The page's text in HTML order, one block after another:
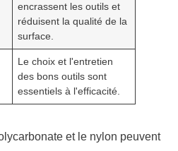
encrassent les outils et
réduisent la qualité de la
surface.
Le choix et l'entretien
des bons outils sont
essentiels à l'efficacité.
et le nylon peuvent